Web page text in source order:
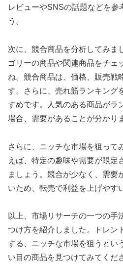
レビューやSNSの話題などを参
う。
次に、競合商品を分析してみま
ゴリーの商品や関連商品をチェ
ね。競合商品は、価格、販売戦
す。さらに、売れ筋ランキング
すめです。人気のある商品がラ
場合、需要があることが分かり
さらに、ニッチな市場を狙って
えば、特定の趣味や需要が限定
ましょう。競合が少なく、需要
いため、転売で利益を上げやす
以上、市場リサーチの一つの手
つけ方を紹介しました。トレン
する、ニッチな市場を狙うとい
い目の商品を見つけてみてくだ